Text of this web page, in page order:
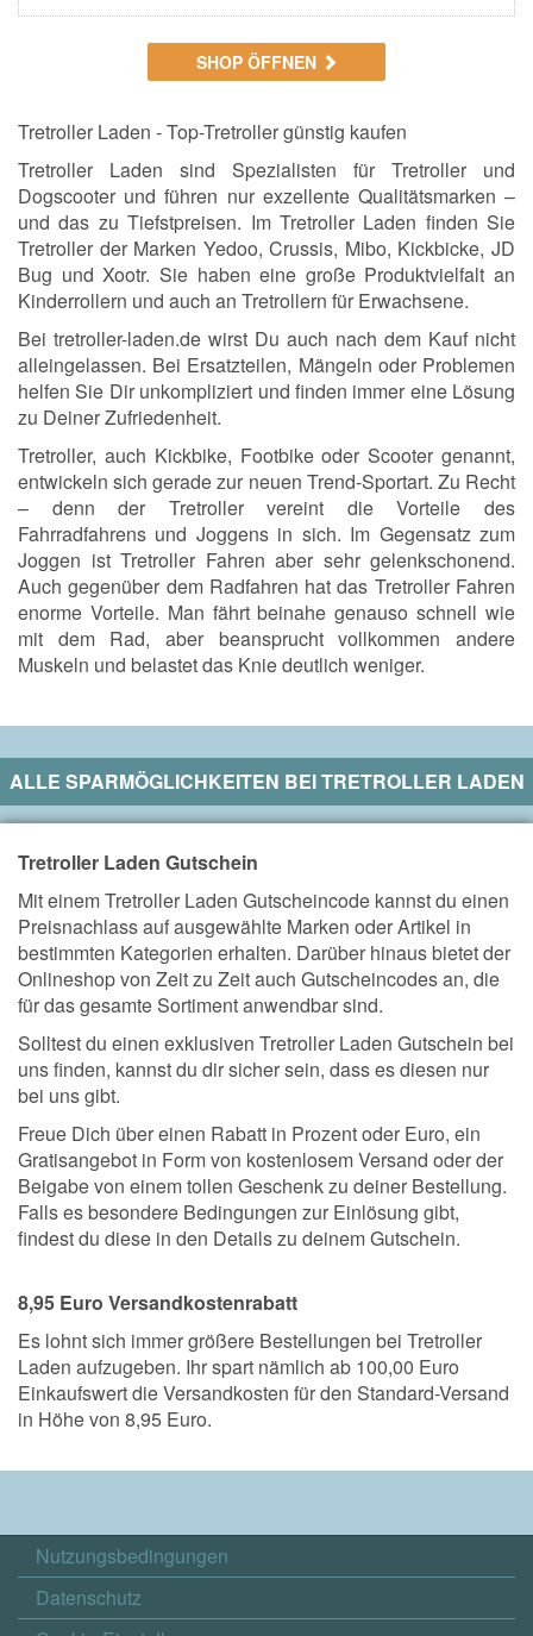
SHOP ÖFFNEN
Tretroller Laden - Top-Tretroller günstig kaufen
Tretroller Laden sind Spezialisten für Tretroller und
Dogscooter und führen nur exzellente Qualitätsmarken –
und das zu Tiefstpreisen. Im Tretroller Laden finden Sie
Tretroller der Marken Yedoo, Crussis, Mibo, Kickbicke, JD
Bug und Xootr. Sie haben eine große Produktvielfalt an
Kinderrollern und auch an Tretrollern für Erwachsene.
Bei tretroller-laden.de wirst Du auch nach dem Kauf nicht
alleingelassen. Bei Ersatzteilen, Mängeln oder Problemen
helfen Sie Dir unkompliziert und finden immer eine Lösung
zu Deiner Zufriedenheit.
Tretroller, auch Kickbike, Footbike oder Scooter genannt,
entwickeln sich gerade zur neuen Trend-Sportart. Zu Recht
– denn der Tretroller vereint die Vorteile des
Fahrradfahrens und Joggens in sich. Im Gegensatz zum
Joggen ist Tretroller Fahren aber sehr gelenkschonend.
Auch gegenüber dem Radfahren hat das Tretroller Fahren
enorme Vorteile. Man fährt beinahe genauso schnell wie
mit dem Rad, aber beansprucht vollkommen andere
Muskeln und belastet das Knie deutlich weniger.
ALLE SPARMÖGLICHKEITEN BEITRETROLLER LADEN
Tretroller Laden Gutschein
Mit einem Tretroller Laden Gutscheincode kannst du einen
Preisnachlass auf ausgewählte Marken oder Artikel in
bestimmten Kategorien erhalten. Darüber hinaus bietet der
Onlineshop von Zeit zu Zeit auch Gutscheincodes an, die
für das gesamte Sortiment anwendbar sind.
Solltest du einen exklusiven Tretroller Laden Gutschein bei
uns finden, kannst du dir sicher sein, dass es diesen nur
bei uns gibt.
Freue Dich über einen Rabatt in Prozent oder Euro, ein
Gratisangebot in Form von kostenlosem Versand oder der
Beigabe von einem tollen Geschenk zu deiner Bestellung.
Falls es besondere Bedingungen zur Einlösung gibt,
findest du diese in den Details zu deinem Gutschein.
8,95 Euro Versandkostenrabatt
Es lohnt sich immer größere Bestellungen bei Tretroller
Laden aufzugeben. Ihr spart nämlich ab 100,00 Euro
Einkaufswert die Versandkosten für den Standard-Versand
in Höhe von 8,95 Euro.
Nutzungsbedingungen
Datenschutz